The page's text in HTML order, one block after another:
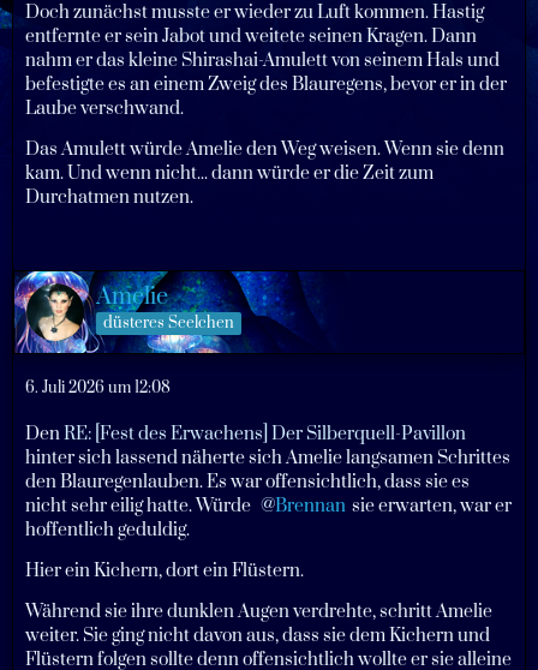
Doch zunächst musste er wieder zu Luft kommen. Hastig
entfernte er sein Jabot und weitete seinen Kragen. Dann
nahm er das kleine Shirashai-Amulett von seinem Hals und
befestigte es an einem Zweig des Blauregens, bevor er in der
Laube verschwand.
Das Amulett würde Amelie den Weg weisen. Wenn sie denn
kam. Und wenn nicht... dann würde er die Zeit zum
Durchatmen nutzen.
Amelie
düsteres Seelchen
6. Juli 2026 um 12:08
DenRE: [Fest des Erwachens] Der Silberquell-Pavillon
hinter sich lassend näherte sich Amelie langsamen Schrittes
den Blauregenlauben. Es war offensichtlich, dass sie es
nicht sehr eilig hatte. Würde
Brennan sie erwarten, war er
hoffentlich geduldig.
Hier ein Kichern, dort ein Flüstern.
Während sie ihre dunklen Augen verdrehte, schritt Amelie
weiter. Sie ging nicht davon aus, dass sie dem Kichern und
Flüstern folgen sollte denn offensichtlich wollte er sie alleine